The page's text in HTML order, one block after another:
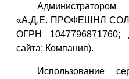
«А.Д.Е. ПРОФЕШНЛ
ОГРН 1047796871760;
сайта; Компания).
Использование